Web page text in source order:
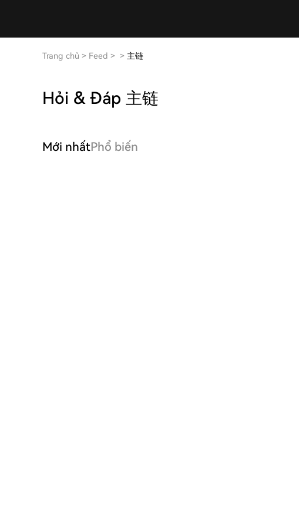
Trang chủ > Feed > > 主链
Hỏi & Đáp 主链
Mới nhấtPhổ biến